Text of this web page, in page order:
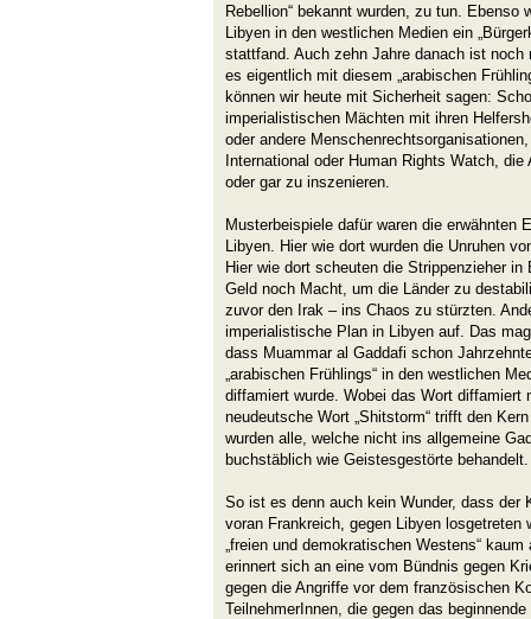
Rebellion“ bekannt wurden, zu tun. Ebenso
Libyen in den westlichen Medien ein
stattfand. Auch zehn Jahre danach ist
es eigentlich mit diesem „arabischen
können wir heute mit Sicherheit sagen:
imperialistischen Mächten mit ihren
oder andere
International oder Human Rights Watch,
oder gar zu inszenieren.
Musterbeispiele dafür waren die erwähnten
Libyen. Hier wie dort wurden die Unruhen
Hier wie dort scheuten die Strippenzieher in
Geld noch Macht, um die Länder zu
zuvor den Irak – ins Chaos zu stürzten.
imperialistische Plan in Libyen auf. Das
dass Muammar al Gaddafi schon
„arabischen Frühlings“ in den westlichen
diffamiert wurde. Wobei das Wort diffamiert
neudeutsche Wort „Shitstorm“ trifft den
wurden alle, welche nicht ins allgemeine
buchstäblich wie Geistesgestörte behandelt.
So ist es denn auch kein Wunder, dass der
voran Frankreich, gegen Libyen losgetreten
„freien und demokratischen Westens“
erinnert sich an eine vom Bündnis gegen
gegen die Angriffe vor dem französischen
TeilnehmerInnen, die gegen das